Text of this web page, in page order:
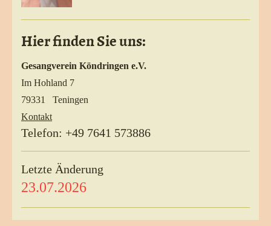
Hier finden Sie uns:
Gesangverein Köndringen e.V.
Im Hohland 7
79331 Teningen
Kontakt
Telefon: +49 7641 573886
Letzte Änderung
23.07.2026